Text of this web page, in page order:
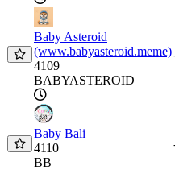
Baby Asteroid
(www.babyasteroid.meme)
4109
BABYASTEROID
Baby Bali
4110
BB